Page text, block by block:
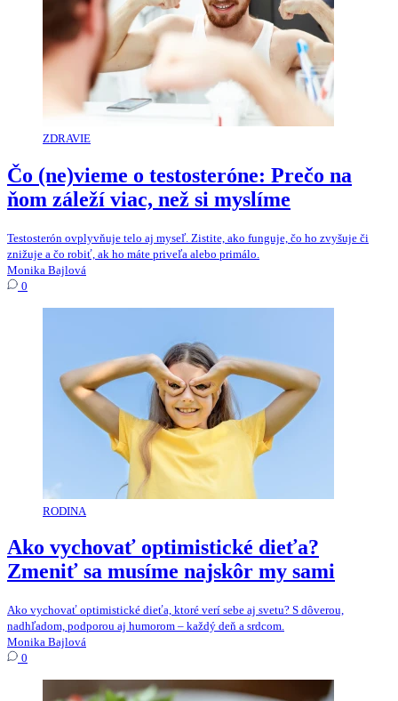
ZDRAVIE
Čo (ne)vieme o testosteróne: Prečo na
ňom záleží viac, než si myslíme
Testosterón ovplyvňuje telo aj myseľ. Zistite, ako funguje, čo ho zvyšuje či
znižuje a čo robiť, ak ho máte priveľa alebo primálo.
Monika Bajlová
0
RODINA
Ako vychovať optimistické dieťa?
Zmeniť sa musíme najskôr my sami
Ako vychovať optimistické dieťa, ktoré verí sebe aj svetu? S dôverou,
nadhľadom, podporou aj humorom – každý deň a srdcom.
Monika Bajlová
0